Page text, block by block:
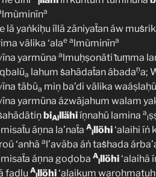
l
lmùminīna
lā yaṅkiḥu íllā zāniyaẗan áw
välika ‘alae almùminīna
yarmūna almuḥṣonäti ṫuṃma
a lahum ṡahädaẗan ábadaṇa;
tābūa miņ ba’di välika waáṣlaḥū
yarmūna ázwäjahum walam
biAlllähiíṇnahü lamina a
l
áṇna la’naẗa A
lllöhi‘alaihi íṅ
‘anhā al’avāba áṅ taṡhada
áṇna goḍoba A
lllöhi‘alaihã
faḍlu A llöhi‘alaikum